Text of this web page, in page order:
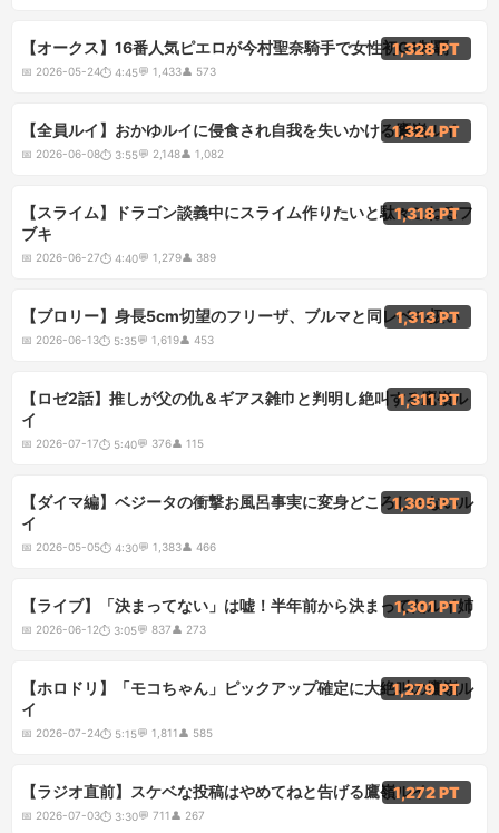
4:45
【オークス】16番人気ピエロが今村聖奈騎手で女性初G1制覇
📅 2026-05-24⏱ 4:45💬 1,433👤 573
1,328 PT
3:55
【全員ルイ】おかゆルイに侵食され自我を失いかける鷹嶺ルイ
📅 2026-06-08⏱ 3:55💬 2,148👤 1,082
1,324 PT
4:40
【スライム】ドラゴン談義中にスライム作りたいと駄々こねるフ
ブキ
📅 2026-06-27⏱ 4:40💬 1,279👤 389
1,318 PT
5:35
【ブロリー】身長5cm切望のフリーザ、ブルマと同レベル扱い
📅 2026-06-13⏱ 5:35💬 1,619👤 453
1,313 PT
5:40
【ロゼ2話】推しが父の仇＆ギアス雑巾と判明し絶叫する鷹嶺ル
イ
📅 2026-07-17⏱ 5:40💬 376👤 115
1,311 PT
4:30
【ダイマ編】ベジータの衝撃お風呂事実に変身どころじゃないル
イ
📅 2026-05-05⏱ 4:30💬 1,383👤 466
1,305 PT
3:05
【ライブ】「決まってない」は嘘！半年前から決まってたルイ姉
📅 2026-06-12⏱ 3:05💬 837👤 273
1,301 PT
5:15
【ホロドリ】「モコちゃん」ピックアップ確定に大絶叫の鷹嶺ル
イ
📅 2026-07-24⏱ 5:15💬 1,811👤 585
1,279 PT
3:30
【ラジオ直前】スケベな投稿はやめてねと告げる鷹嶺ルイ
📅 2026-07-03⏱ 3:30💬 711👤 267
1,272 PT